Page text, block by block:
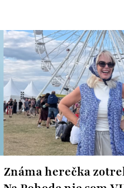
Známa herečka